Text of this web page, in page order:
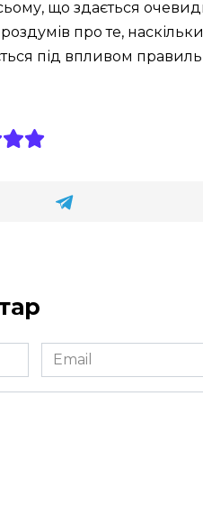
що здається
про те,
під впливом
Email
*